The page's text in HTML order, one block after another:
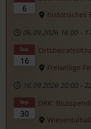
6
historisches
06.09.2026 16:00 -
16
Sep.
Freiwillige
16.09.2026 20:00 -
30
Sep.
DRK: